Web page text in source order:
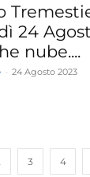
24
nube....
24 Agosto 2023
3 4